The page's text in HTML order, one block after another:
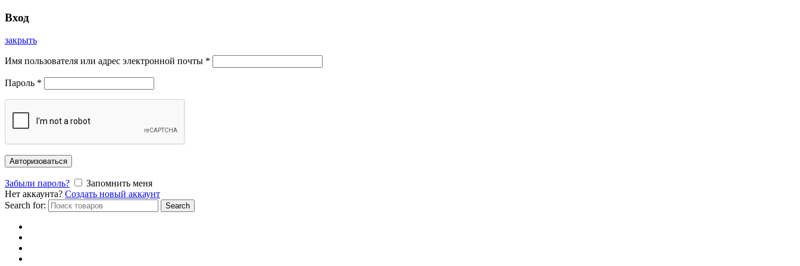
Вход
закрыть
Имя пользователя или адрес электронной почты *
Пароль *
Авторизоваться
Забыли пароль?
Запомнить меня
Нет аккаунта? Создать новый аккаунт
Search for:
Search